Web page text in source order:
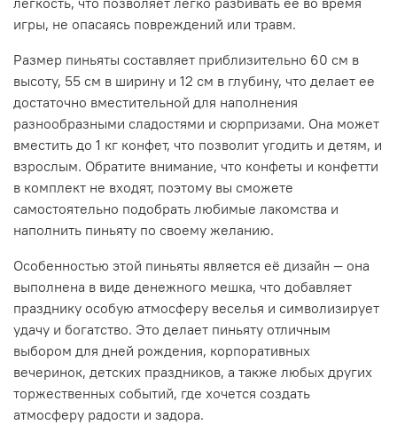
игры, не опасаясь повреждений или травм.
Размер пиньяты составляет приблизительно 60 см в
высоту, 55 см в ширину и 12 см в глубину, что делает ее
достаточно вместительной для наполнения
разнообразными сладостями и сюрпризами. Она может
вместить до 1 кг конфет, что позволит угодить и детям, и
взрослым. Обратите внимание, что конфеты и конфетти
в комплект не входят, поэтому вы сможете
самостоятельно подобрать любимые лакомства и
наполнить пиньяту по своему желанию.
Особенностью этой пиньяты является её дизайн — она
выполнена в виде денежного мешка, что добавляет
празднику особую атмосферу веселья и символизирует
удачу и богатство. Это делает пиньяту отличным
выбором для дней рождения, корпоративных
вечеринок, детских праздников, а также любых других
торжественных событий, где хочется создать
атмосферу радости и задора.